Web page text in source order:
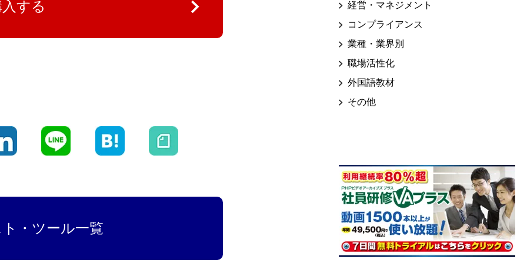
する
・ツール一覧
経営・マネジメント
コンプライアンス
業種・業界別
職場活性化
外国語教材
その他